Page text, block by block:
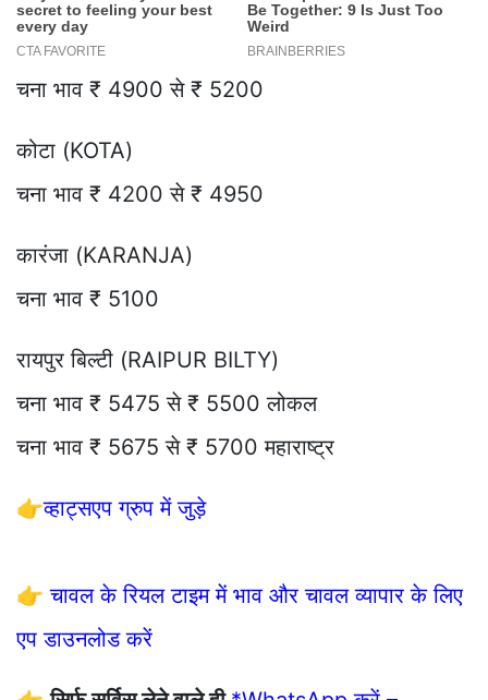
चना भाव ₹ 4900 से ₹ 5200
कोटा (KOTA)
चना भाव ₹ 4200 से ₹ 4950
कारंजा (KARANJA)
चना भाव ₹ 5100
रायपुर बिल्टी (RAIPUR BILTY)
चना भाव ₹ 5475 से ₹ 5500 लोकल
चना भाव ₹ 5675 से ₹ 5700 महाराष्ट्र
👉व्हाट्सएप ग्रुप में जुड़े
👉चावल के रियल टाइम में भाव और चावल व्यापार के लिए
एप डाउनलोड करें